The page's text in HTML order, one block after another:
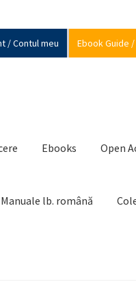
/ Contul meu Ebook Guide
Ebooks Open
Manuale lb. română